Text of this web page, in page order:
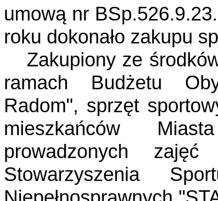
umową nr
roku dokonało zakupu
Zakupiony ze
ramach Budżetu
Radom", sprzęt
mieszkańców
prowadzonych
Stowarzyszenia